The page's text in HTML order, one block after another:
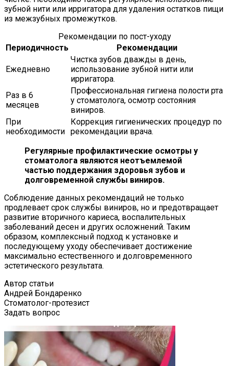
зубной нити или ирригатора для удаления остатков пищи
из межзубных промежутков.
Рекомендации по пост-уходу
Периодичность
Рекомендации
Ежедневно
Чистка зубов дважды в день,
использование зубной нити или
ирригатора.
Раз в 6
месяцев
Профессиональная гигиена полости рта
у стоматолога, осмотр состояния
виниров.
При
необходимости
Коррекция гигиенических процедур по
рекомендации врача.
Регулярные профилактические осмотры у
стоматолога являются неотъемлемой
частью поддержания здоровья зубов и
долговременной службы виниров.
Соблюдение данных рекомендаций не только
продлевает срок службы виниров, но и предотвращает
развитие вторичного кариеса, воспалительных
заболеваний десен и других осложнений. Таким
образом, комплексный подход к установке и
последующему уходу обеспечивает достижение
максимально естественного и долговременного
эстетического результата.
Автор статьи
Андрей Бондаренко
Стоматолог-протезист
Задать вопрос